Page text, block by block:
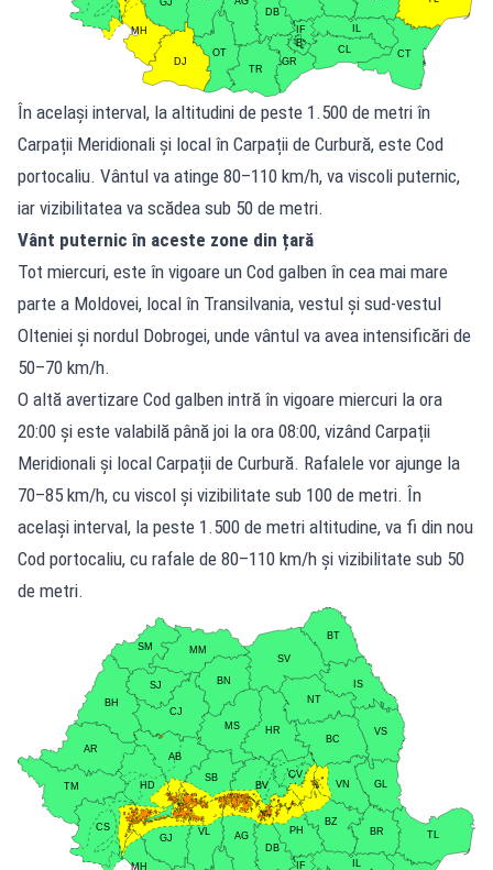
În același interval, la altitudini de peste 1.500 de metri în
Carpații Meridionali și local în Carpații de Curbură, este Cod
portocaliu. Vântul va atinge 80–110 km/h, va viscoli puternic,
iar vizibilitatea va scădea sub 50 de metri.
Vânt puternic în aceste zone din țară
Tot miercuri, este în vigoare un Cod galben în cea mai mare
parte a Moldovei, local în Transilvania, vestul și sud-vestul
Olteniei și nordul Dobrogei, unde vântul va avea intensificări de
50–70 km/h.
O altă avertizare Cod galben intră în vigoare miercuri la ora
20:00 și este valabilă până joi la ora 08:00, vizând Carpații
Meridionali și local Carpații de Curbură. Rafalele vor ajunge la
70–85 km/h, cu viscol și vizibilitate sub 100 de metri. În
același interval, la peste 1.500 de metri altitudine, va fi din nou
Cod portocaliu, cu rafale de 80–110 km/h și vizibilitate sub 50
de metri.